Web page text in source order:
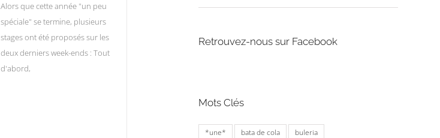
Alors que cette année "un peu
spéciale" se termine, plusieurs
stages ont été proposés sur les
deux derniers week-ends : Tout
d'abord,
Retrouvez-nous sur Facebook
Mots Clés
*une* bata de cola
buleria